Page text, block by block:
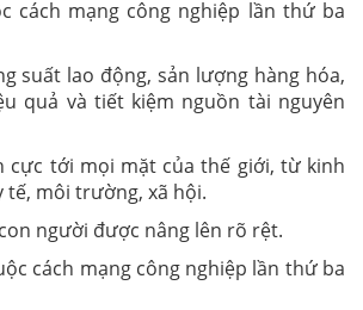
cách mạng công nghiệp lần thứ ba
suất lao động, sản lượng hàng hóa,
quả và tiết kiệm nguồn tài nguyên
cực tới mọi mặt của thế giới, từ kinh
tế, môi trường, xã hội.
người được nâng lên rõ rệt.
cách mạng công nghiệp lần thứ ba